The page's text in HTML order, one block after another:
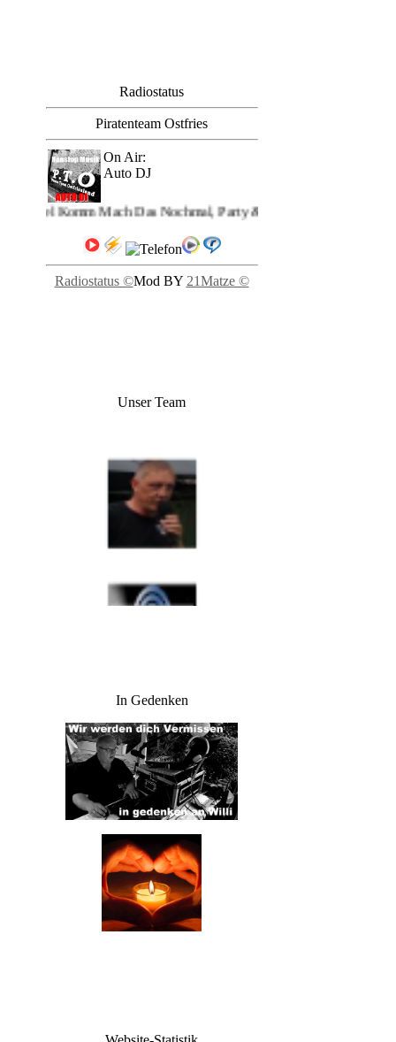
Radiostatus
Piratenteam Ostfries
On Air:
Auto DJ
Titel Komm Mach Das Nochmal, Party &amp; Schlager
Radiostatus ©Mod BY 21Matze ©
Unser Team
In Gedenken